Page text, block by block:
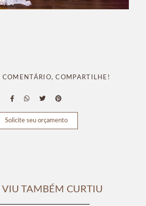
COMENTÁRIO, COMPARTILHE!
Solicite seu orçamento
TAMBÉM CURTIU